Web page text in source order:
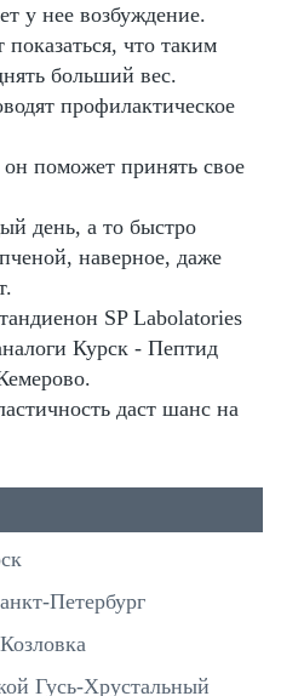
у нее возбуждение.
что таким
больший вес.
профилактическое
поможет принять свое
день, а то быстро
наверное, даже
SP Labolatories
Курск - Пептид
даст шанс на
Петербург
Гусь-Хрустальный